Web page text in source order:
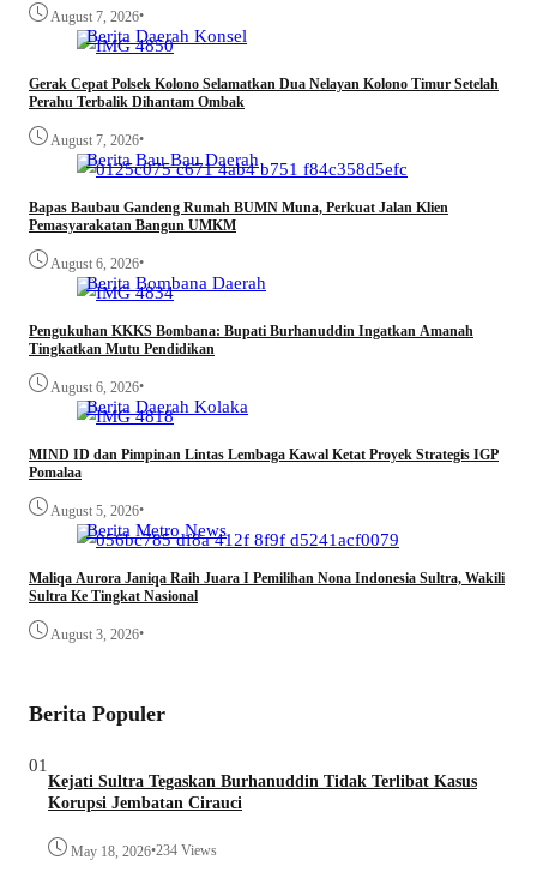
August 7, 2026•
Berita Daerah Konsel
Gerak Cepat Polsek Kolono Selamatkan Dua Nelayan Kolono Timur Setelah
Perahu Terbalik Dihantam Ombak
August 7, 2026•
BeritaBau BauDaerah
Bapas Baubau Gandeng Rumah BUMN Muna, Perkuat Jalan Klien
Pemasyarakatan Bangun UMKM
August 6, 2026•
Berita Bombana Daerah
Pengukuhan KKKS Bombana: Bupati Burhanuddin Ingatkan Amanah
Tingkatkan Mutu Pendidikan
August 6, 2026•
Berita Daerah Kolaka
MIND ID dan Pimpinan Lintas Lembaga Kawal Ketat Proyek Strategis IGP
Pomalaa
August 5, 2026•
Berita MetroNews
Maliqa Aurora Janiqa Raih Juara I Pemilihan Nona Indonesia Sultra, Wakili
Sultra Ke Tingkat Nasional
August 3, 2026•
Berita Populer
01
Kejati Sultra Tegaskan Burhanuddin Tidak Terlibat Kasus
Korupsi Jembatan Cirauci
May 18, 2026•234 Views